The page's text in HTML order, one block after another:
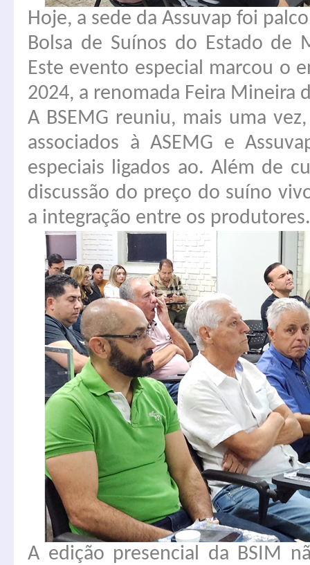
Hoje, a sede da Assuvap foi
Bolsa de Suínos do Estado de
Este evento especial marcou o
2024, a renomada Feira Mineira
A BSEMG reuniu, mais uma
associados à ASEMG e
especiais ligados ao. Além de
discussão do preço do suíno
a integração entre os produtores.
A edição presencial da BSIM